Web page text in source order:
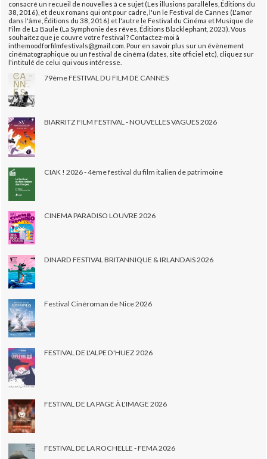
consacré un recueil de nouvelles à ce sujet (Les illusions parallèles, Éditions du
38, 2016), et deux romans qui ont pour cadre, l'un le Festival de Cannes (L'amor
dans l'âme, Éditions du 38, 2016) et l'autre le Festival du Cinéma et Musique de
Film de La Baule (La Symphonie des rêves, Éditions Blacklephant, 2023). Vous
souhaitez que je couvre votre festival ? Contactez-moi à
inthemoodforfilmfestivals@gmail.com. Pour en savoir plus sur un évènement
cinématographique ou un festival de cinéma (dates, site officiel etc), cliquez sur
l'intitulé de celui qui vous intéresse.
79ème FESTIVAL DU FILM DE CANNES
BIARRITZ FILM FESTIVAL - NOUVELLES VAGUES 2026
CIAK ! 2026 - 4ème festival du film italien de patrimoine
CINEMA PARADISO LOUVRE 2026
DINARD FESTIVAL BRITANNIQUE & IRLANDAIS 2026
Festival Cinéroman de Nice 2026
FESTIVAL DE L'ALPE D'HUEZ 2026
FESTIVAL DE LA PAGE À L'IMAGE 2026
FESTIVAL DE LA ROCHELLE - FEMA 2026